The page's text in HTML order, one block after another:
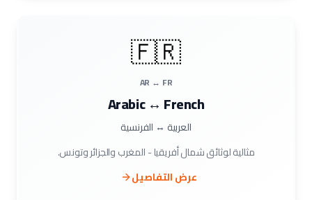
🇫🇷
AR ↔ FR
Arabic ↔ French
العربية ↔ الفرنسية
مثالية لوثائق شمال أفريقيا - المغرب والجزائر وتونس.
عرض التفاصيل